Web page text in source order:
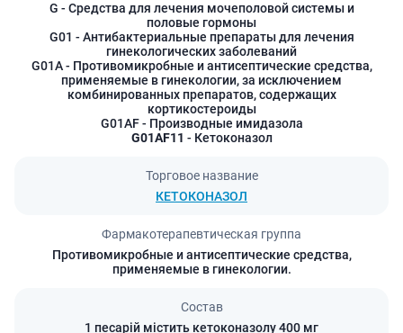
G - Средства для лечения мочеполовой системы и
половые гормоны
G01 - Антибактериальные препараты для лечения
гинекологических заболеваний
G01A- Противомикробные и антисептические средства,
применяемые в гинекологии, за исключением
комбинированных препаратов, содержащих
кортикостероиды
G01AF- Производные имидазола
G01AF11 - Кетоконазол
Торговое название
КЕТОКОНАЗОЛ
Фармакотерапевтическая группа
Противомикробные и антисептические средства,
применяемые в гинекологии.
Состав
1 песарій містить кетоконазолу 400 мг